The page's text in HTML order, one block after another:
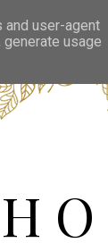
user-agent
usage